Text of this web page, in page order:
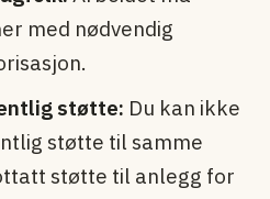
med nødvendig
støtte: Du kan ikke
støtte til samme
støtte til anlegg for